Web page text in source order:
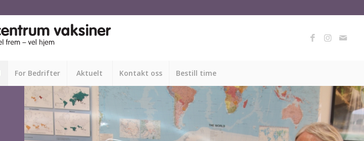
For Bedrifter Aktuelt Kontakt oss Bestill time